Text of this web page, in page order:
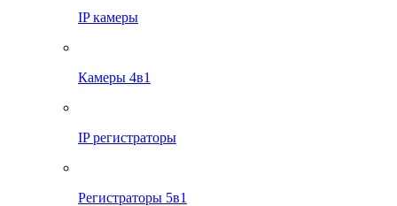
IP камеры
Камеры 4в1
IP регистраторы
Регистраторы 5в1